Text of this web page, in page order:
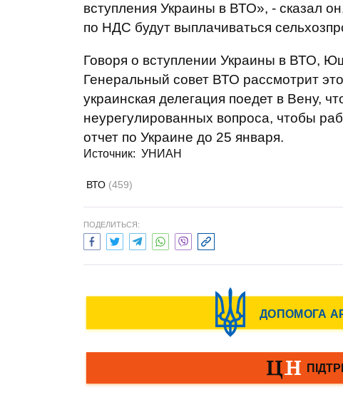
вступления Украины в ВТО», - сказал
по НДС будут выплачиваться
Говоря о вступлении Украины в ВТО,
Генеральный совет ВТО рассмотрит
украинская делегация поедет в Вену,
неурегулированных вопроса, чтобы
отчет по Украине до 25 января.
Источник: УНИАН
ВТО (459)
ПОДЕЛИТЬСЯ: